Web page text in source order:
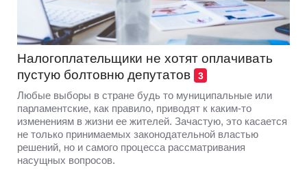
Налогоплательщики не хотят оплачивать
пустую болтовню депутатов
3
Любые выборы в стране будь то муниципальные или
парламентские, как правило, приводят к каким-то
изменениям в жизни ее жителей. Зачастую, это касается
не только принимаемых законодательной властью
решений, но и самого процесса рассматривания
насущных вопросов.